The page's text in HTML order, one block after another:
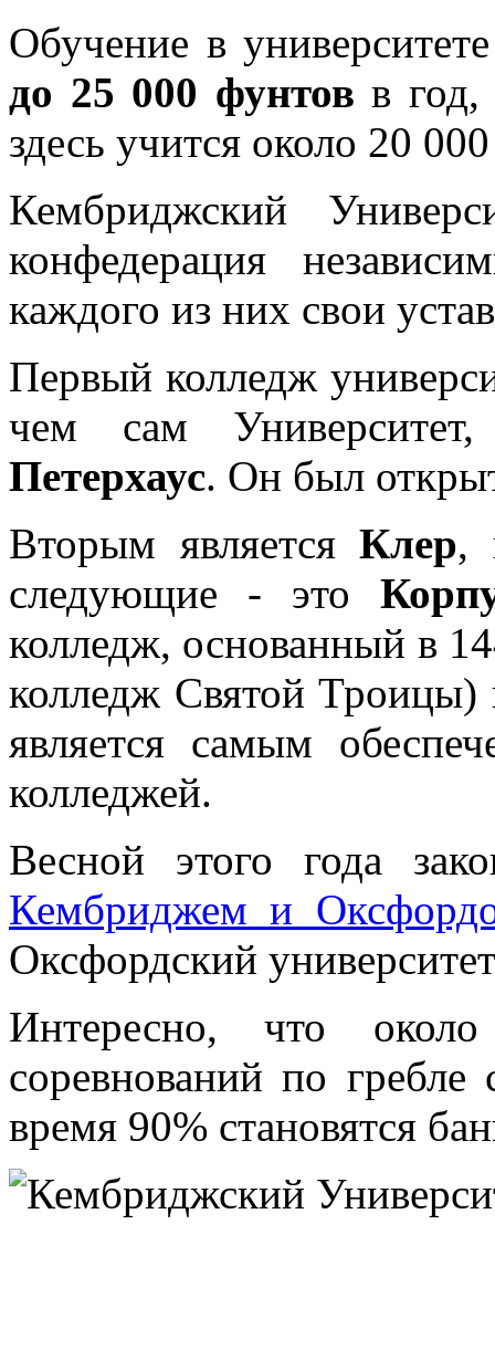
Обучение в
до 25 000 фунтов в год,
здесь учится около 20
Кембриджский
конфедерация
каждого из них свои
Первый колледж
чем сам
Петерхаус. Он был
Вторым являетсяКлер,
следующие - это
колледж, основанный в
колледж Святой Троицы)
является самым
колледжей.
Весной этого года
Кембриджем и
Оксфордский
Интересно, что
соревнований по
время 90% становятся